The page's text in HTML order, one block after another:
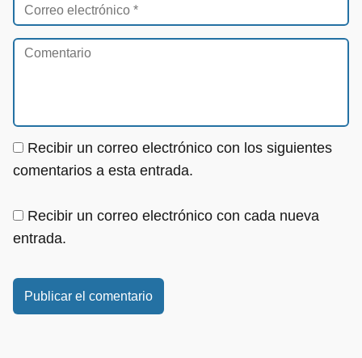
Recibir un correo electrónico con los siguientes
comentarios a esta entrada.
Recibir un correo electrónico con cada nueva
entrada.